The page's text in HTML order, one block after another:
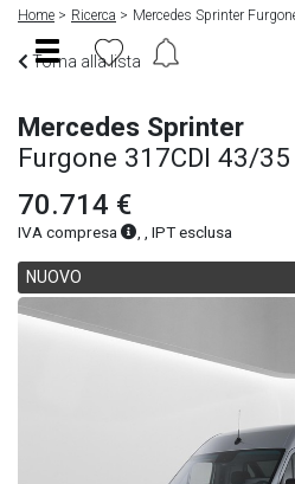
Home Ricerca Mercedes Sprinter
Torna alla lista
Mercedes Sprinter
Furgone 317CDI 43/35
70.714 €
IVA compresa , , IPT esclusa
NUOVO